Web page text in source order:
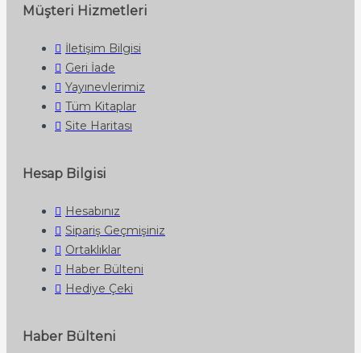
Müşteri Hizmetleri
İletişim Bilgisi
Geri İade
Yayınevlerimiz
Tüm Kitaplar
Site Haritası
Hesap Bilgisi
Hesabınız
Sipariş Geçmişiniz
Ortaklıklar
Haber Bülteni
Hediye Çeki
Haber Bülteni